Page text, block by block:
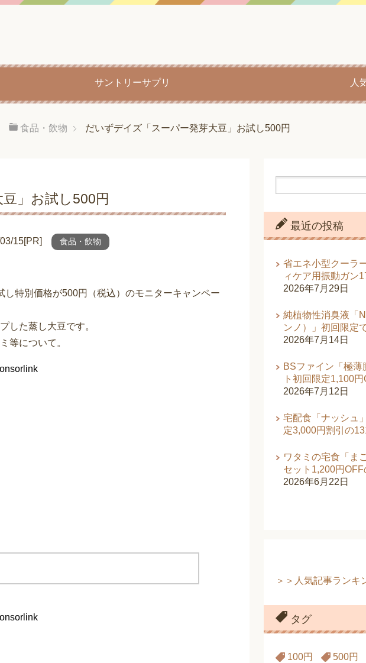
サントリーサプリ 人
食品・飲物 だいずデイズ「スーパー発芽大豆」お試し500円
」お試し500円
15[PR] 食品・飲物
特別価格が500円（税込）のモニターキャンペー
した蒸し大豆です。
等について。
最近の投稿
省エネ小型クーラ
ィケア用振動ガン
2026年7月29日
純植物性消臭液「
ンノ）」初回限定
2026年7月14日
BSファイン「極薄
ト初回限定1,100
2026年7月12日
宅配食「ナッシュ
定3,000円割引の
ワタミの宅食「ま
セット1,200円OFF
2026年6月22日
＞＞人気記事ランキ
タグ
100円 500円